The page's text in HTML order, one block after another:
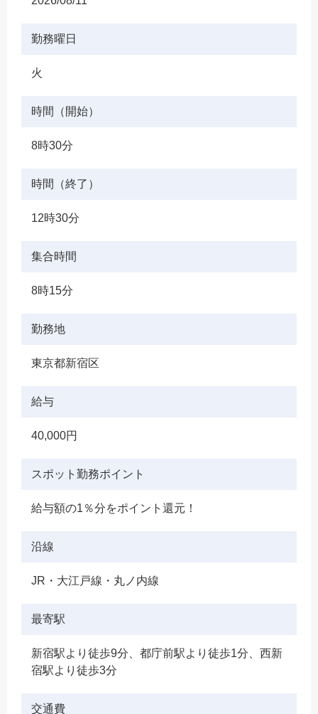
勤務曜日
火
時間（開始）
8時30分
時間（終了）
12時30分
集合時間
8時15分
勤務地
東京都新宿区
給与
40,000円
スポット勤務ポイント
給与額の1％分をポイント還元！
沿線
JR・大江戸線・丸ノ内線
最寄駅
新宿駅より徒歩9分、都庁前駅より徒歩1分、西新
宿駅より徒歩3分
交通費